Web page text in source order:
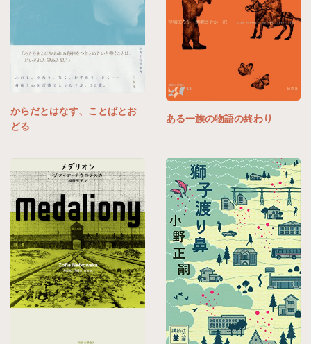
からだとはなす、ことばとお
どる
ある一族の物語の終わり